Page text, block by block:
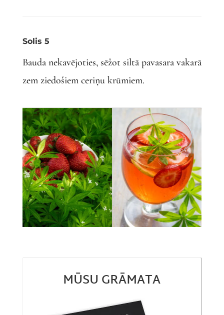
Solis 5
Bauda nekavējoties, sēžot siltā pavasara vakarā
zem ziedošiem ceriņu krūmiem.
MŪSU GRĀMATA